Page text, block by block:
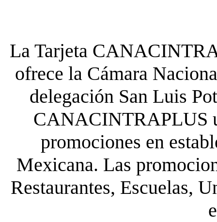
La Tarjeta
ofrece la Cámara
delegación San Luis
CANACINTRAPLUS
promociones en
Mexicana. Las
Restaurantes, Escuelas,